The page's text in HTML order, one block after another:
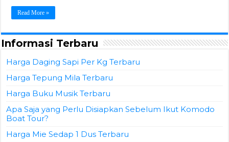
Read More »
Informasi Terbaru
Harga Daging Sapi Per Kg Terbaru
Harga Tepung Mila Terbaru
Harga Buku Musik Terbaru
Apa Saja yang Perlu Disiapkan Sebelum Ikut Komodo
Boat Tour?
Harga Mie Sedap 1 Dus Terbaru